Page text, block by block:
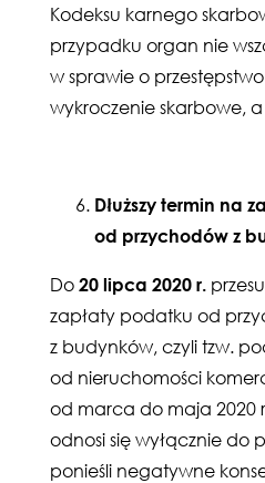
Kodeksu karnego
przypadku organ nie
w sprawie o
wykroczenie skarbowe,
Dłuższy termin na
od przychodów z
Do 20 lipca 2020 r.
zapłaty podatku od
z budynków, czyli tzw.
od nieruchomości
od marca do maja 2020
odnosi się wyłącznie do
ponieśli negatywne